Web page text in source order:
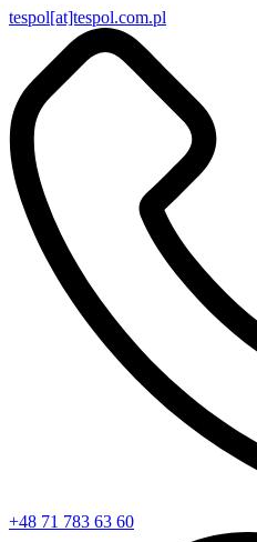
tespol[at]tespol.com.pl
+48 71 783 63 60